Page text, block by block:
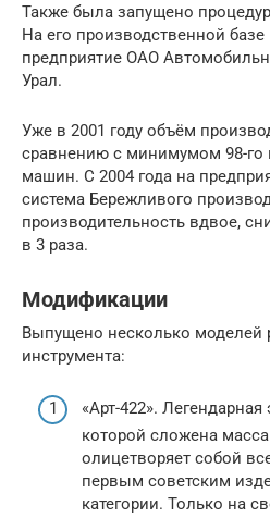
Также была запущено
На его производственной
предприятие ОАО
Урал.
Уже в 2001 году объём
сравнению с минимумом 98-го
машин. С 2004 года на
система Бережливого
производительность вдвое,
в 3 раза.
Модификации
Выпущено несколько моделей
инструмента:
«Арт-422». Легендарная
которой сложена
олицетворяет собой
первым советским
категории. Только на